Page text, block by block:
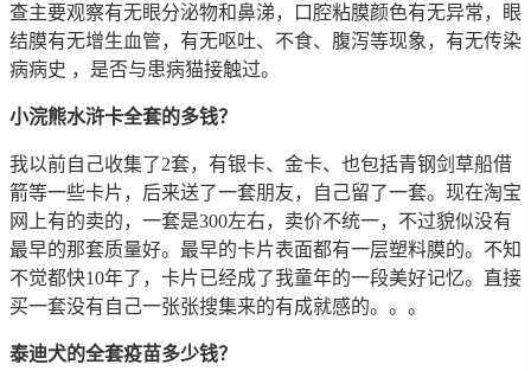
查主要观察有无眼分泌物和鼻涕，口腔粘膜颜色有无异常，眼
结膜有无增生血管，有无呕吐、不食、腹泻等现象，有无传染
病病史 ，是否与患病猫接触过。
小浣熊水浒卡全套的多钱？
我以前自己收集了2套，有银卡、金卡、也包括青钢剑草船借
箭等一些卡片，后来送了一套朋友，自己留了一套。现在淘宝
网上有的卖的，一套是300左右，卖价不统一，不过貌似没有
最早的那套质量好。最早的卡片表面都有一层塑料膜的。不知
不觉都快10年了，卡片已经成了我童年的一段美好记忆。直接
买一套没有自己一张张搜集来的有成就感的。。。
泰迪犬的全套疫苗多少钱？